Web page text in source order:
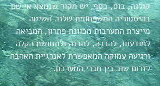
קולגה, בוס, כסף, יש מקור שנמצא אי שם
בהיסטוריה המשפחתית שלנו. השיטה
מייצרת התערבות מכוונת פתרון, המביאה
למודעות, להכרה, להבנה ולתחושת הקלה
ורגיעה עמוקה המאפשרת לאנרגיית האהבה
לזרום שוב בין חברי המערכת.